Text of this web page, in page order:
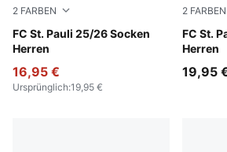
2 FARBEN
FC St. Pauli 25/26 Socken
Herren
Burnt Red-PUMA White
16,95 €
Ursprünglich:19,95 €
2 FARBEN
FC St.
Herren
PUMA
19,95